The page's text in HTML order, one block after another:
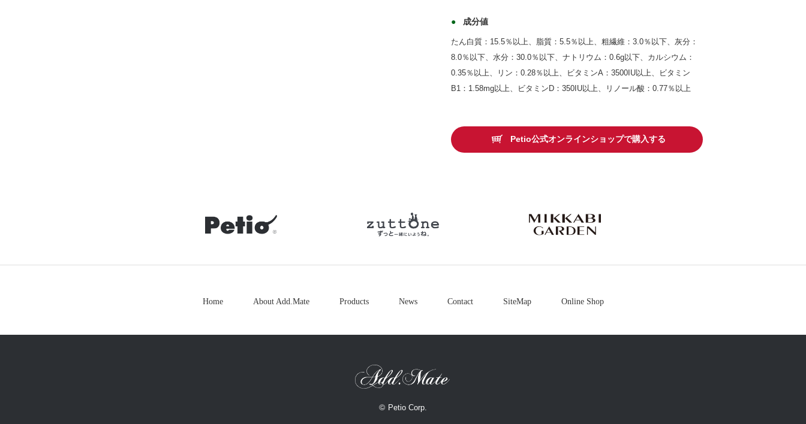
成分値
たん白質：15.5％以上、脂質：5.5％以上、粗繊維：3.0％以下、灰分：
8.0％以下、水分：30.0％以下、ナトリウム：0.6g以下、カルシウム：
0.35％以上、リン：0.28％以上、ビタミンA：3500IU以上、ビタミン
B1：1.58mg以上、ビタミンD：350IU以上、リノール酸：0.77％以上
Petio公式オンラインショップで購入する
Home About Add.Mate Products News Contact SiteMap Online Shop
© Petio Corp.